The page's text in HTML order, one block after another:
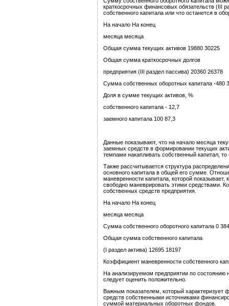
краткосрочных финансовых обязательств (III
собственного капитала или что останется в
На начало На конец
месяца месяца
Общая сумма текущих активов 19880 30225
Общая сумма краткосрочных долгов
предприятия (III раздел пассива) 20360 26378
Сумма собственных оборотных капитала -480
Доля в сумме текущих активов, %
собственного капитала - 12,7
заемного капитала 100 87,3
Данные показывают, что на начало месяца
заемных средств в формировании текущих
темпами накапливать собственный капитал,
Также рассчитывается структура
основного капитала в общей его сумме.
маневренности капитала, которой показывает,
свободно маневрировать этими средствами.
собственных средств предприятия.
На начало На конец
месяца месяца
Сумма собственного оборотного капитала 0
Общая сумма собственного капитала
(I раздел актива) 12695 18197
Коэффициент маневренности собственного
На анализируемом предприятии по состоянию
следует оценить положительно.
Важным показателем, который характеризует
средств собственными источниками
суммой материальных оборотных фондов.